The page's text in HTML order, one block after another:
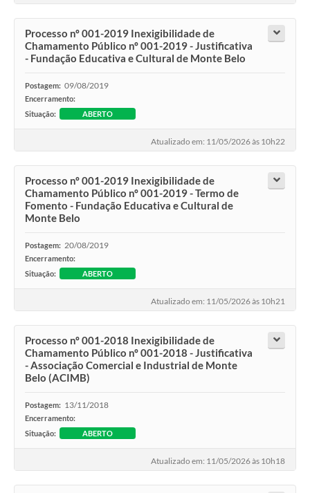
Processo nº 001-2019 Inexigibilidade de
Chamamento Público nº 001-2019 - Justificativa
- Fundação Educativa e Cultural de Monte Belo
Postagem: 09/08/2019
Encerramento:
Situação:
ABERTO
Atualizado em: 11/05/2026 às 10h22
Processo nº 001-2019 Inexigibilidade de
Chamamento Público nº 001-2019 - Termo de
Fomento - Fundação Educativa e Cultural de
Monte Belo
Postagem: 20/08/2019
Encerramento:
Situação:
ABERTO
Atualizado em: 11/05/2026 às 10h21
Processo nº 001-2018 Inexigibilidade de
Chamamento Público nº 001-2018 - Justificativa
- Associação Comercial e Industrial de Monte
Belo (ACIMB)
Postagem: 13/11/2018
Encerramento:
Situação:
ABERTO
Atualizado em: 11/05/2026 às 10h18